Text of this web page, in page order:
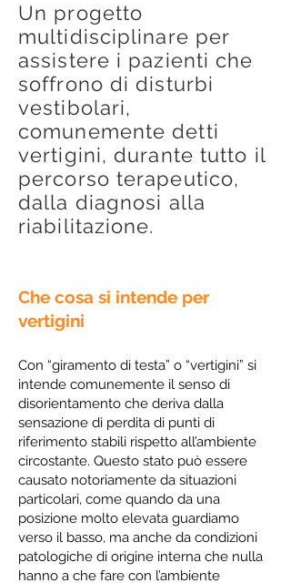
Un progetto
multidisciplinare per
assistere i pazienti che
soffrono di disturbi
vestibolari,
comunemente detti
vertigini, durante tutto il
percorso terapeutico,
dalla diagnosi alla
riabilitazione.
Che cosa si intende per
vertigini
Con “giramento di testa” o “vertigini” si
intende comunemente il senso di
disorientamento che deriva dalla
sensazione di perdita di punti di
riferimento stabili rispetto all’ambiente
circostante. Questo stato può essere
causato notoriamente da situazioni
particolari, come quando da una
posizione molto elevata guardiamo
verso il basso, ma anche da condizioni
patologiche di origine interna che nulla
hanno a che fare con l’ambiente